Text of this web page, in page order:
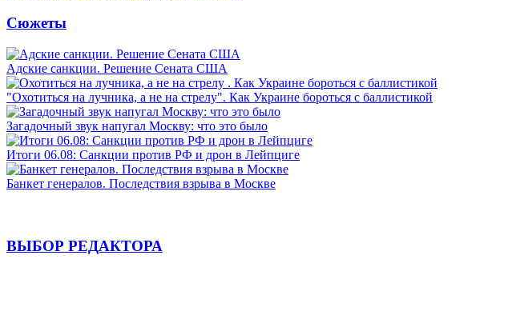
Сюжеты
Адские санкции. Решение Сената США
"Охотиться на лучника, а не на стрелу". Как Украине бороться с баллистикой
Загадочный звук напугал Москву: что это было
Итоги 06.08: Санкции против РФ и дрон в Лейпциге
Банкет генералов. Последствия взрыва в Москве
ВЫБОР РЕДАКТОРА